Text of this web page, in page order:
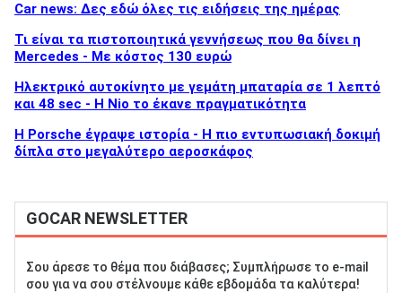
Car news: Δες εδώ όλες τις ειδήσεις της ημέρας
Τι είναι τα πιστοποιητικά γεννήσεως που θα δίνει η
Mercedes - Με κόστος 130 ευρώ
Ηλεκτρικό αυτοκίνητο με γεμάτη μπαταρία σε 1 λεπτό
και 48 sec - Η Nio το έκανε πραγματικότητα
H Porsche έγραψε ιστορία - H πιο εντυπωσιακή δοκιμή
δίπλα στο μεγαλύτερο αεροσκάφος
GOCAR NEWSLETTER
Σου άρεσε το θέμα που διάβασες; Συμπλήρωσε το e-mail
σου για να σου στέλνουμε κάθε εβδομάδα τα καλύτερα!